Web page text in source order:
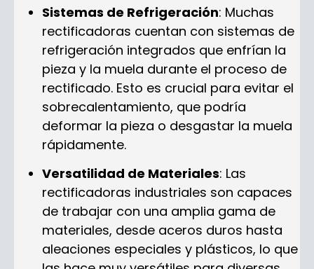
Sistemas de Refrigeración: Muchas
rectificadoras cuentan con sistemas de
refrigeración integrados que enfrían la
pieza y la muela durante el proceso de
rectificado. Esto es crucial para evitar el
sobrecalentamiento, que podría
deformar la pieza o desgastar la muela
rápidamente.
Versatilidad de Materiales: Las
rectificadoras industriales son capaces
de trabajar con una amplia gama de
materiales, desde aceros duros hasta
aleaciones especiales y plásticos, lo que